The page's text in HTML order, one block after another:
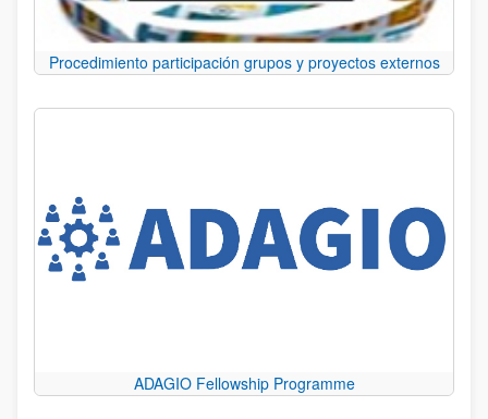
Procedimiento participación grupos y proyectos externos
ADAGIO Fellowship Programme